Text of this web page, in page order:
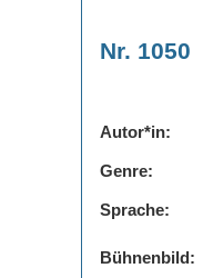
Nr. 1050
Autor*in:
Genre:
Sprache:
Bühnenbild: